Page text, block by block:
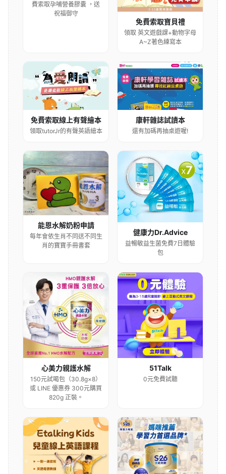
費索取孕哺營養膠囊 ，送
祝福御守
免費索取寶貝禮
領取 英文遊戲課+動物字母
A~Z著色練寫本
免費索取線上有聲繪本
領取tutorJr的有聲英語繪本
康軒雜誌試讀本
還有加碼再抽桌遊喔!
能恩水解奶粉申請
每年會依生肖不同送不同生
肖的寶寶手冊書套
健康力Dr.Advice
益暢敏益生菌免費7日體驗
包
心美力親護水解
150元試喝包（30.8g×8）
或 LINE 優惠券 300元購買
820g 正裝。
51Talk
0元免費試聽